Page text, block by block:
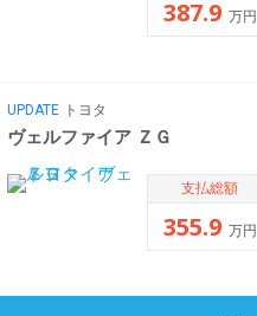
387.9 万円
UPDATE トヨタ
ヴェルファイア ＺＧ
支払総額
355.9 万円